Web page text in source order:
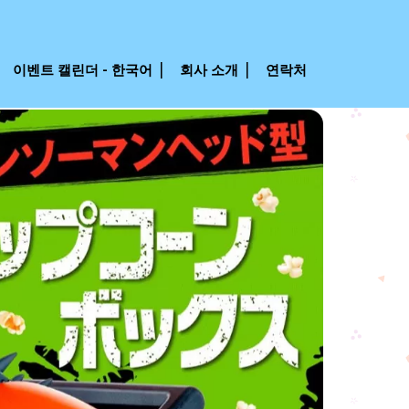
이벤트 캘린더 - 한국어 회사 소개 연락처